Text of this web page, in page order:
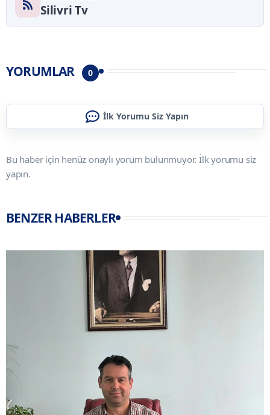
Silivri Tv
YORUMLAR 0
İlk Yorumu Siz Yapın
Bu haber için henüz onaylı yorum bulunmuyor. İlk yorumu siz
yapın.
BENZER HABERLER